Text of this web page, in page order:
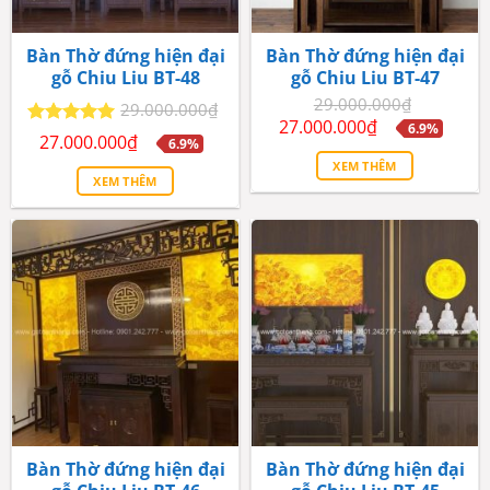
Bàn Thờ đứng hiện đại
gỗ Chiu Liu BT-48
Được xếp
hạng55
29.000.000₫
Giá
gốc
29.000.000₫.
27.000.000₫Giá
hiện
tại
là:
27.000.000₫.
6.9%
XEM THÊM
Bàn Thờ đứng hiện đại
gỗ Chiu Liu BT-47
29.000.000₫
Giá
gốc
29.000.000₫.
27.000.000₫Giá
hiện
tại
là:
27.000.000₫.
6.9%
XEM THÊM
Bàn Thờ đứng hiện đại
Bàn Thờ đứng hiện đại